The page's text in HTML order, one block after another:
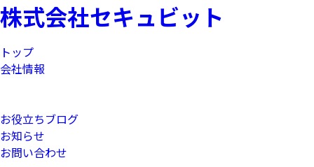
株式会社セキュビット
トップ
会社情報
お役立ちブログ
お知らせ
お問い合わせ